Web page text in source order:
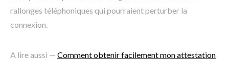
rallonges téléphoniques qui pourraient perturber la
connexion.
A lire aussi — Comment obtenir facilement mon attestation